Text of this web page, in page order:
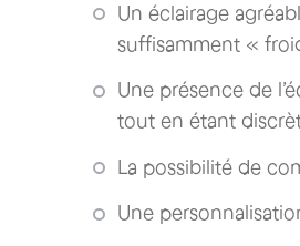
Un éclairage
suffisamment «
Une présence de
tout en étant
La possibilité de
Une